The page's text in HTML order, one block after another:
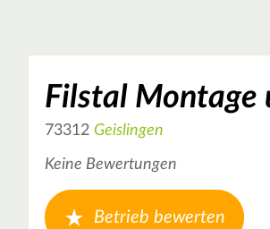
Filstal Montage
73312 Geislingen
Keine Bewertungen
Betrieb bewerten